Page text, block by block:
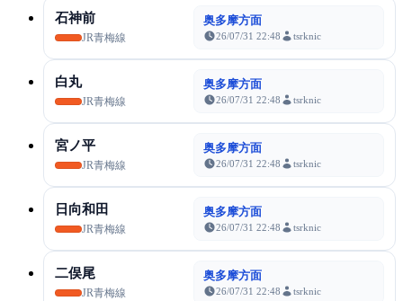
石神前
JR青梅線
奥多摩方面
26/07/31 22:48 tsrknic
白丸
JR青梅線
奥多摩方面
26/07/31 22:48 tsrknic
宮ノ平
JR青梅線
奥多摩方面
26/07/31 22:48 tsrknic
日向和田
JR青梅線
奥多摩方面
26/07/31 22:48 tsrknic
二俣尾
JR青梅線
奥多摩方面
26/07/31 22:48 tsrknic